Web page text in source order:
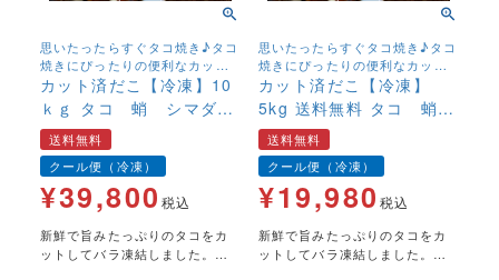
思いたったらすぐタコ焼き♪タコ
焼きにぴったりの便利なカット
済のタコです。
カット済だこ【冷凍】10
ｋｇ タコ 蛸 シマダ
コ たこ タコ焼き用
加熱用 便利 アヒージ
ョ パスタ【送料無料】
送料無料
クール便（冷凍）
¥39,800 税込
新鮮で旨みたっぷりのタコをカ
ットしてバラ凍結しました。使
思いたったらすぐタコ焼き♪タコ
焼きにぴったりの便利なカット
済のタコです。
カット済だこ【冷凍】
5kg 送料無料 タコ 蛸
シマダコ たこ タコ焼
き用 加熱用 便利 ア
ヒージョ パスタ
送料無料
クール便（冷凍）
¥19,980 税込
新鮮で旨みたっぷりのタコをカ
ットしてバラ凍結しました。使